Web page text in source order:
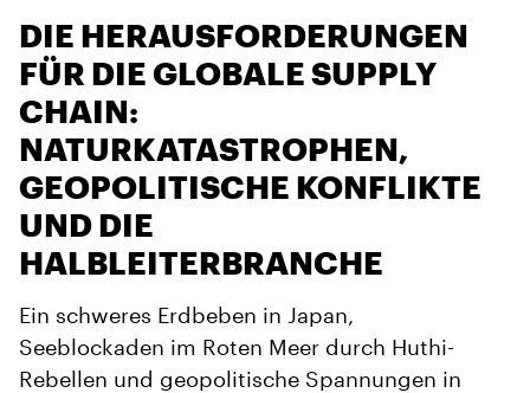
DIE HERAUSFORDERUNGEN
FÜR DIE GLOBALE SUPPLY
CHAIN:
NATURKATASTROPHEN,
GEOPOLITISCHE KONFLIKTE
UND DIE
HALBLEITERBRANCHE
Ein schweres Erdbeben in Japan,
Seeblockaden im Roten Meer durch Huthi-
Rebellen und geopolitische Spannungen in